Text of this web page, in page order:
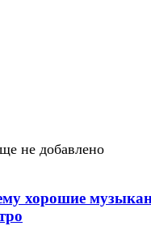
не добавлено
хорошие